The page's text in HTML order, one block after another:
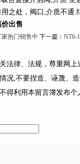
之处，阀口,介质
出售
家热门销售中 下一篇： NT6-
、法规，尊重网上
,不要捏造、诬蔑、
不得利用本留言簿发布